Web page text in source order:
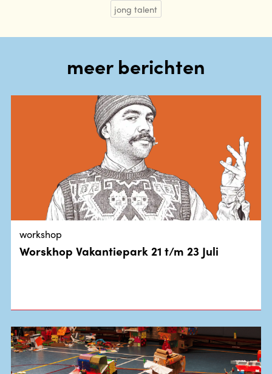
jong talent
meer berichten
workshop
Worskhop Vakantiepark 21 t/m 23 Juli